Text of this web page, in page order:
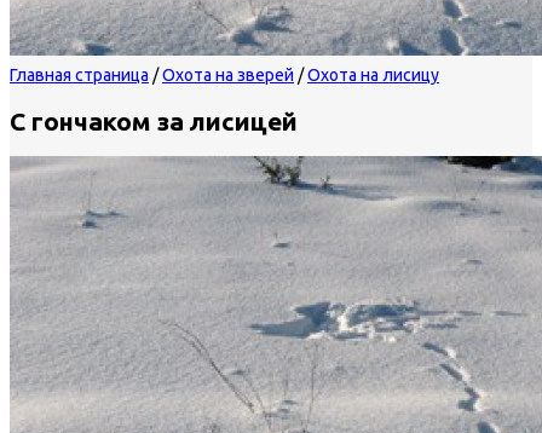
Главная страница /Охота на зверей /Охота на лисицу
С гончаком за лисицей